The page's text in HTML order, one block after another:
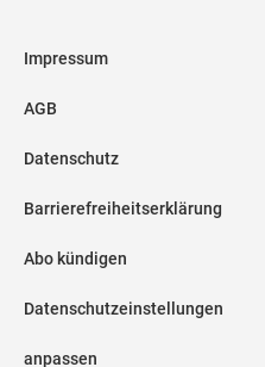
Impressum
AGB
Datenschutz
Barrierefreiheitserklärung
Abo kündigen
Datenschutzeinstellungen
anpassen